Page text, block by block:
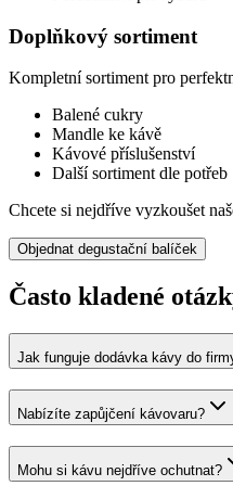
Doplňkový sortiment
Kompletní sortiment pro
Balené cukry
Mandle ke kávě
Kávové příslušenství
Další sortiment dle potřeb
Chcete si nejdříve vyzkoušet
Objednat degustační balíček
Často kladené
Jak funguje dodávka kávy do
Nabízíte zapůjčení kávovaru?
Mohu si kávu nejdříve ochutnat?